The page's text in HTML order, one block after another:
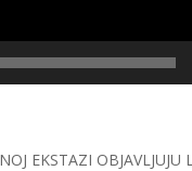
EKSTAZI OBJAVLJUJU